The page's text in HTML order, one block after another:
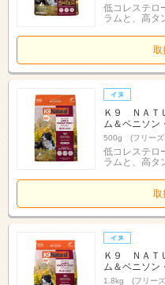
低コレステロ
ラムと、高タ
取
Ｋ９ ＮＡＴ
ム＆ベニソン
500g (フリーズ
低コレステロ
ラムと、高タ
取
Ｋ９ ＮＡＴ
ム＆ベニソン
1.8kg (フリー